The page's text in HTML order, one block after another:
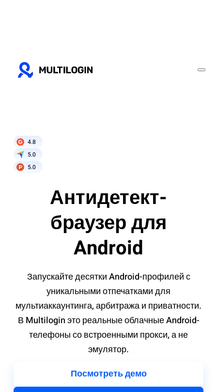
4.8
5.0
5.0
Антидетект-
браузер для
Android
Запускайте десятки Android-профилей с
уникальными отпечатками для
мультиаккаунтинга, арбитража и приватности.
В Multilogin это реальные облачные Android-
телефоны со встроенными прокси, а не
эмулятор.
Посмотреть демо